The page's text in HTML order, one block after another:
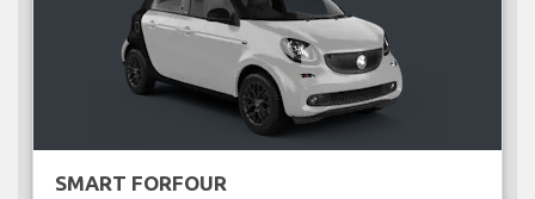
SMART FORFOUR